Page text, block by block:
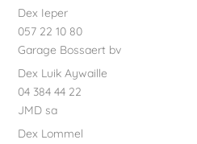
Dex Ieper
057 22 10 80
Garage Bossaert bv
Dex Luik Aywaille
04 384 44 22
JMD sa
Dex Lommel